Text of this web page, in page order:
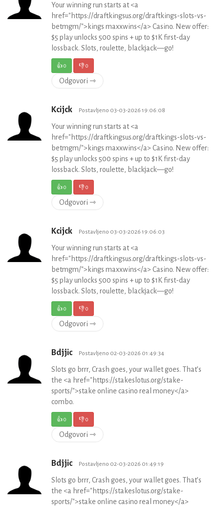
Your winning run starts at <a
href="https://draftkingsus.org/draftkings-slots-vs-
betmgm/">kings maxxwins</a> Casino. New offer:
$5 play unlocks 500 spins + up to $1K first-day
lossback. Slots, roulette, blackjack—go!
👍0 👎0
Odgovori ⇾
Kcijck Postavljeno 03-03-2026 19:06:08
Your winning run starts at <a
href="https://draftkingsus.org/draftkings-slots-vs-
betmgm/">kings maxxwins</a> Casino. New offer:
$5 play unlocks 500 spins + up to $1K first-day
lossback. Slots, roulette, blackjack—go!
👍0 👎0
Odgovori ⇾
Kcijck Postavljeno 03-03-2026 19:06:03
Your winning run starts at <a
href="https://draftkingsus.org/draftkings-slots-vs-
betmgm/">kings maxxwins</a> Casino. New offer:
$5 play unlocks 500 spins + up to $1K first-day
lossback. Slots, roulette, blackjack—go!
👍0 👎0
Odgovori ⇾
Bdjjic Postavljeno 02-03-2026 01:49:34
Slots go brrr, Crash goes, your wallet goes. That’s
the <a href="https://stakeslotus.org/stake-
sports/">stake online casino real money</a>
combo.
👍0 👎0
Odgovori ⇾
Bdjjic Postavljeno 02-03-2026 01:49:19
Slots go brrr, Crash goes, your wallet goes. That’s
the <a href="https://stakeslotus.org/stake-
sports/">stake online casino real money</a>